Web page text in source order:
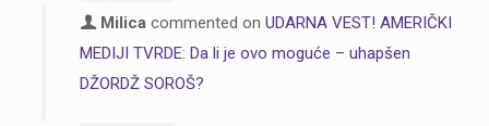
Milica commented on UDARNA VEST! AMERIČKI
MEDIJI TVRDE: Da li je ovo moguće – uhapšen
DŽORDŽ SOROŠ?